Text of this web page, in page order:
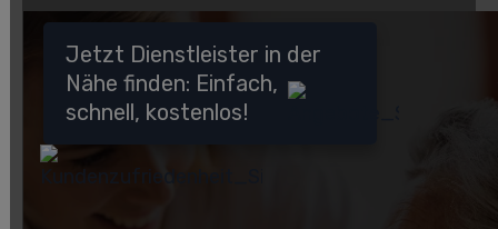
Jetzt Dienstleister in der
Nähe finden: Einfach,
schnell, kostenlos!